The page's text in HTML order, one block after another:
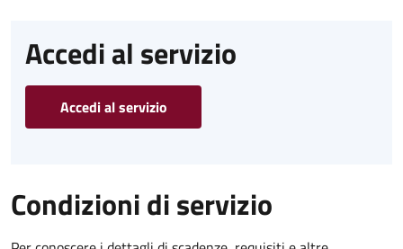
Accedi al servizio
Accedi al servizio
Condizioni di servizio